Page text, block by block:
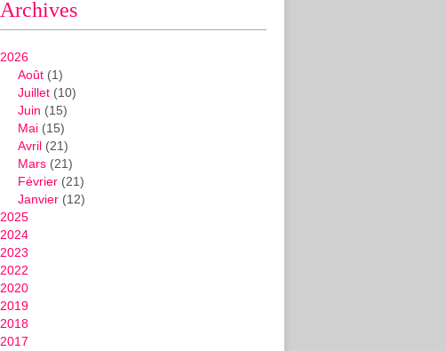
Archives
2026
Août (1)
Juillet (10)
Juin (15)
Mai (15)
Avril (21)
Mars (21)
Février (21)
Janvier (12)
2025
2024
2023
2022
2020
2019
2018
2017